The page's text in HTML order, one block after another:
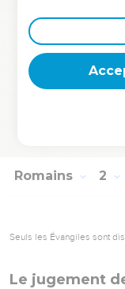
Et bien qu’ils
ceux qui pratiquent
non seulement ils
qui les pratiquent.
© Société biblique française
Romains 2
Seuls les Évangiles sont
Le jugement